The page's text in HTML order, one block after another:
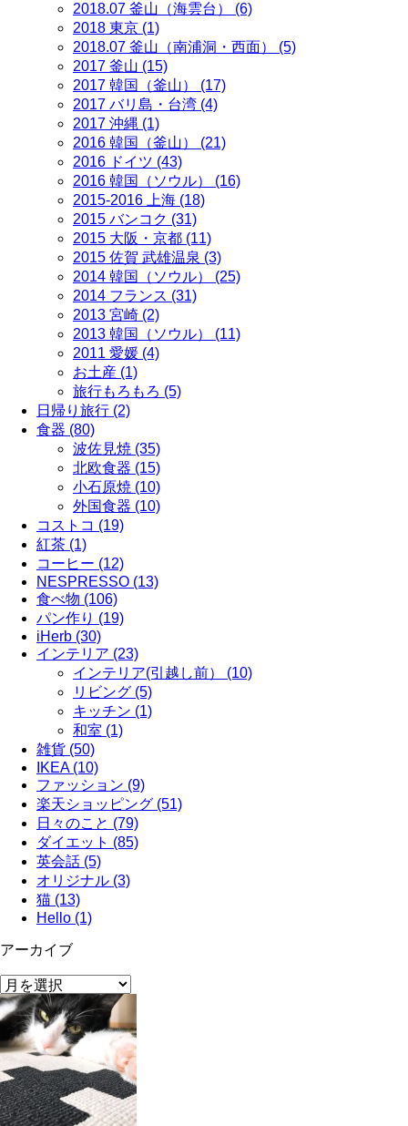
2018.07 釜山（海雲台） (6)
2018 東京 (1)
2018.07 釜山（南浦洞・西面） (5)
2017 釜山 (15)
2017 韓国（釜山） (17)
2017 バリ島・台湾 (4)
2017 沖縄 (1)
2016 韓国（釜山） (21)
2016 ドイツ (43)
2016 韓国（ソウル） (16)
2015-2016 上海 (18)
2015 バンコク (31)
2015 大阪・京都 (11)
2015 佐賀 武雄温泉 (3)
2014 韓国（ソウル） (25)
2014 フランス (31)
2013 宮崎 (2)
2013 韓国（ソウル） (11)
2011 愛媛 (4)
お土産 (1)
旅行もろもろ (5)
日帰り旅行 (2)
食器 (80)
波佐見焼 (35)
北欧食器 (15)
小石原焼 (10)
外国食器 (10)
コストコ (19)
紅茶 (1)
コーヒー (12)
NESPRESSO (13)
食べ物 (106)
パン作り (19)
iHerb (30)
インテリア (23)
インテリア(引越し前） (10)
リビング (5)
キッチン (1)
和室 (1)
雑貨 (50)
IKEA (10)
ファッション (9)
楽天ショッピング (51)
日々のこと (79)
ダイエット (85)
英会話 (5)
オリジナル (3)
猫 (13)
Hello (1)
アーカイブ
ア
ー
カ
イ
ブ